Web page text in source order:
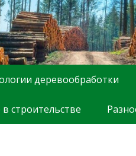
деревообработки
строительстве